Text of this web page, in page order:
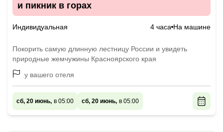
и пикник в горах
Индивидуальная 4 часа На машине
Покорить самую длинную лестницу России и увидеть
природные жемчужины Красноярского края
у вашего отеля
сб, 20 июнь, в 05:00 сб, 20 июнь, в 05:00